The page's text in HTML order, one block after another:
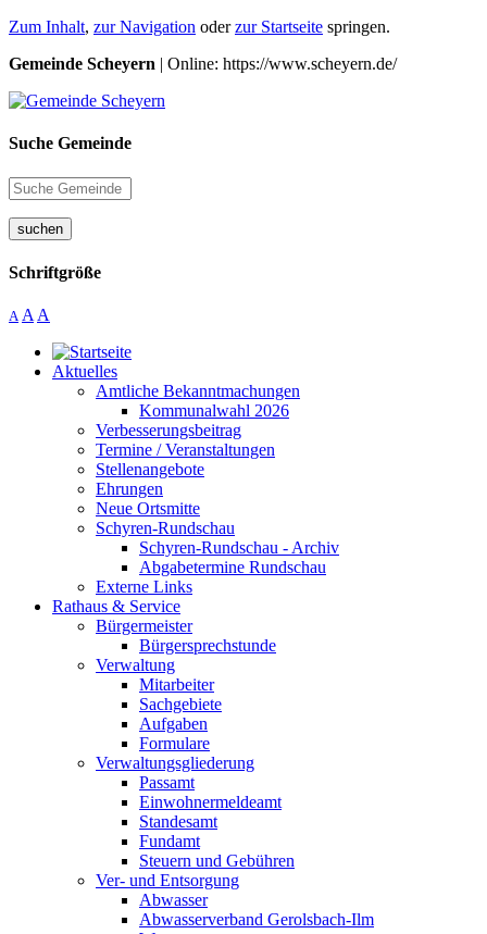
Zum Inhalt, zur Navigation oderzur Startseite springen.
Gemeinde Scheyern | Online: https://www.scheyern.de/
Suche Gemeinde
suchen
Schriftgröße
A A A
Aktuelles
Amtliche Bekanntmachungen
Kommunalwahl 2026
Verbesserungsbeitrag
Termine / Veranstaltungen
Stellenangebote
Ehrungen
Neue Ortsmitte
Schyren-Rundschau
Schyren-Rundschau - Archiv
Abgabetermine Rundschau
Externe Links
Rathaus & Service
Bürgermeister
Bürgersprechstunde
Verwaltung
Mitarbeiter
Sachgebiete
Aufgaben
Formulare
Verwaltungsgliederung
Passamt
Einwohnermeldeamt
Standesamt
Fundamt
Steuern und Gebühren
Ver- und Entsorgung
Abwasser
Abwasserverband Gerolsbach-Ilm